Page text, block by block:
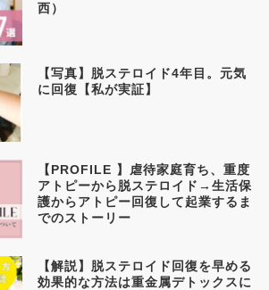
西）
【写真】脱ステロイド4年目。元気
に回復【私が実証】
【PROFILE 】虐待家庭育ち、重度
アトピーから脱ステロイド→生活保
護からアトピー回復して起業するま
でのストーリー
【解説】脱ステロイド回復を早める
効果的な方法は重金属デトックスに